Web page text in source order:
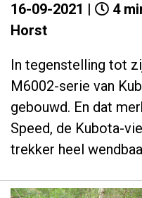
16-09-2021 | 4
Horst
In tegenstelling tot
M6002-serie van
gebouwd. En dat
Speed, de Kubota-
trekker heel